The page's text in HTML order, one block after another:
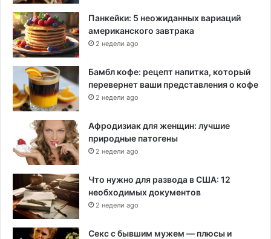
Панкейки: 5 неожиданных вариаций
американского завтрака
2 недели ago
Бамбл кофе: рецепт напитка, который
перевернет ваши представления о кофе
2 недели ago
Афродизиак для женщин: лучшие
природные патогены
2 недели ago
Что нужно для развода в США: 12
необходимых документов
2 недели ago
Секс с бывшим мужем — плюсы и